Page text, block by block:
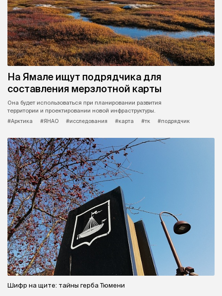
На Ямале ищут подрядчика для
составления мерзлотной карты
Она будет использоваться при планировании развития
территории и проектировании новой инфраструктуры.
#Арктика
#ЯНАО #исследования #карта #тк #подрядчик
Шифр на щите: тайны герба Тюмени